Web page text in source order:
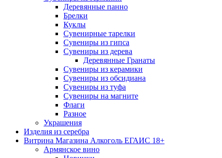
Деревянные панно
Брелки
Куклы
Сувенирные тарелки
Сувениры из гипса
Сувениры из дерева
Деревянные Гранаты
Сувениры из керамики
Сувениры из обсидиана
Сувениры из туфа
Сувениры на магните
Флаги
Разное
Украшения
Изделия из серебра
Витрина Магазина Алкоголь ЕГАИС 18+
Армянское вино